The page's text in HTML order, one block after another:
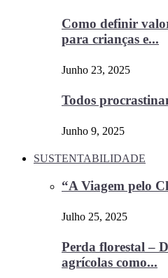
Como definir
para crianças e...
Junho 23, 2025
Todos
Junho 9, 2025
SUSTENTABILIDADE
“A Viagem pelo
Julho 25, 2025
Perda florestal –
agrícolas como...